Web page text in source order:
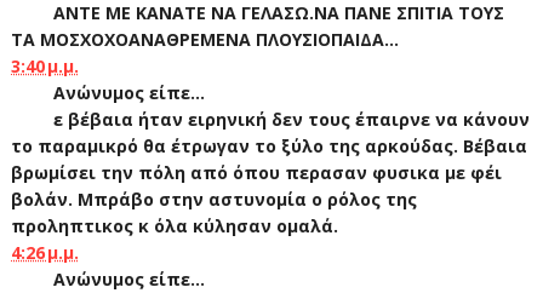
ΑΝΤΕ ΜΕ ΚΑΝΑΤΕ ΝΑ ΓΕΛΑΣΩ.ΝΑ ΠΑΝΕ ΣΠΙΤΙΑ ΤΟΥΣ
ΤΑ ΜΟΣΧΟΧΟΑΝΑΘΡΕΜΕΝΑ ΠΛΟΥΣΙΟΠΑΙΔΑ...
3:40 μ.μ.
Ανώνυμος είπε...
ε βέβαια ήταν ειρηνική δεν τους έπαιρνε να κάνουν
το παραμικρό θα έτρωγαν το ξύλο της αρκούδας. Βέβαια
βρωμίσει την πόλη από όπου περασαν φυσικα με φέι
βολάν. Μπράβο στην αστυνομία ο ρόλος της
προληπτικος κ όλα κύλησαν ομαλά.
4:26 μ.μ.
Ανώνυμος είπε...